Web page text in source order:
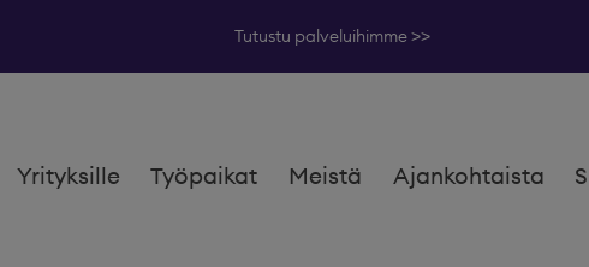
Tutustu palveluihimme >>
Yrityksille Työpaikat Meistä Ajankohtaista